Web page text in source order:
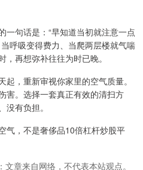
一句话是：“早知道当初就注意一点
呼吸变得费力、当爬两层楼就气喘
再想弥补往往为时已晚。
，重新审视你家里的空气质量。
害。选择一套真正有效的清扫方
有负担。
气，不是奢侈品10倍杠杆炒股平
文章来自网络，不代表本站观点。